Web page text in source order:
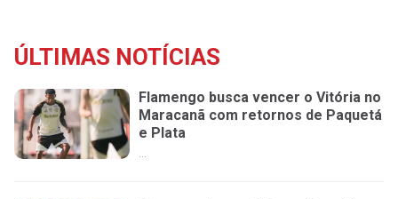
ÚLTIMAS NOTÍCIAS
Flamengo busca vencer o Vitória no
Maracanã com retornos de Paquetá
e Plata
...